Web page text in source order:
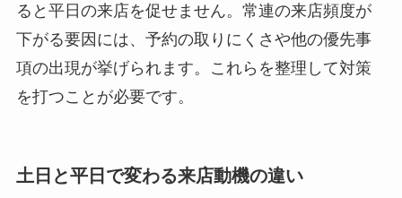
ると平日の来店を促せません。常連の来店頻度が
下がる要因には、予約の取りにくさや他の優先事
項の出現が挙げられます。これらを整理して対策
を打つことが必要です。
土日と平日で変わる来店動機の違い